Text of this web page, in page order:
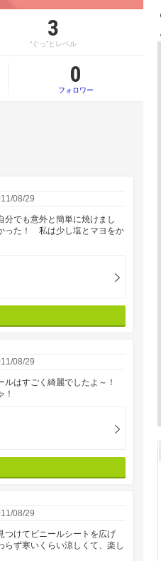
3
“ぐっ”とレベル
0
フォロワー
08/29
でも意外と簡単に焼けまし
った！ 私は少し塩とマヨをか
08/29
ルはすごく綺麗でしたよ～！
！
08/29
けてビニールシートを広げ
ず寒いくらい涼しくて、楽し